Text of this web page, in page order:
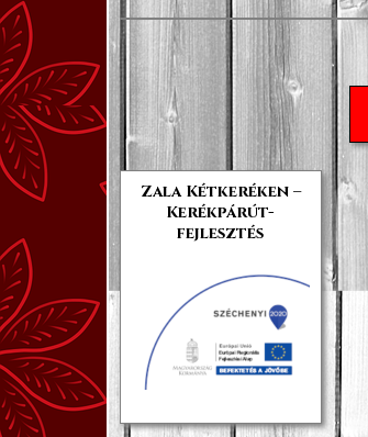
Zala Kétkeréken –
Kerékpárút-
fejlesztés